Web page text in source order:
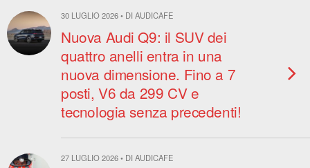
30 LUGLIO 2026 • DI AUDICAFE
Nuova Audi Q9: il SUV dei
quattro anelli entra in una
nuova dimensione. Fino a 7
posti, V6 da 299 CV e
tecnologia senza precedenti!
27 LUGLIO 2026 • DI AUDICAFE